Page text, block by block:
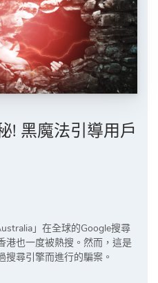
! 黑魔法引導用戶
」在全球的Google搜尋
港也一度被熱搜。然而，這是
搜尋引擎而進行的騙案。